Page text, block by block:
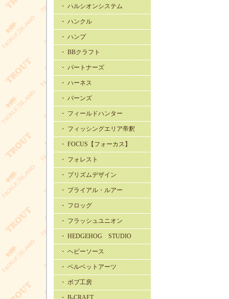
・ ハルシオンシステム
・ ハンクル
・ ハンプ
・ BBクラフト
・ パートナーズ
・ ハーネス
・ バーンズ
・ フィールドハンター
・ フィッシングエリア帝釈
・ FOCUS【フォーカス】
・ フォレスト
・ プリズムデザイン
・ プライアル・ルアー
・ フロッグ
・ フラッシュユニオン
・ HEDGEHOG STUDIO
・ ヘビーソース
・ ベルベットアーツ
・ ボブ工房
・ B-CRAFT